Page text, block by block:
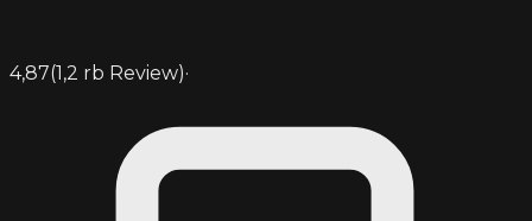
4,87(1,2 rb Review)·